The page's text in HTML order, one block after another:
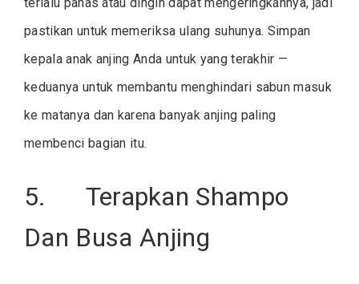
pastikan untuk memeriksa ulang suhunya. Simpan
kepala anak anjing Anda untuk yang terakhir —
keduanya untuk membantu menghindari sabun masuk
ke matanya dan karena banyak anjing paling
membenci bagian itu.
5. Terapkan Shampo
Dan Busa Anjing